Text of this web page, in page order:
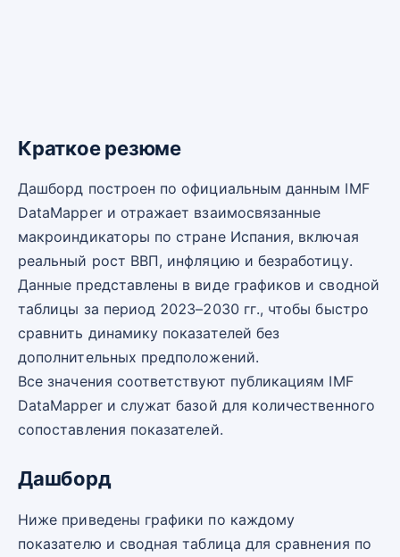
Краткое резюме
Дашборд построен по официальным данным IMF
DataMapper и отражает взаимосвязанные
макроиндикаторы по стране Испания, включая
реальный рост ВВП, инфляцию и безработицу.
Данные представлены в виде графиков и сводной
таблицы за период 2023–2030 гг., чтобы быстро
сравнить динамику показателей без
дополнительных предположений.
Все значения соответствуют публикациям IMF
DataMapper и служат базой для количественного
сопоставления показателей.
Дашборд
Ниже приведены графики по каждому
показателю и сводная таблица для сравнения по